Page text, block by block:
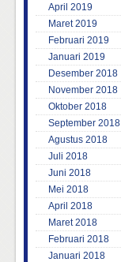
April 2019
Maret 2019
Februari 2019
Januari 2019
Desember 2018
November 2018
Oktober 2018
September 2018
Agustus 2018
Juli 2018
Juni 2018
Mei 2018
April 2018
Maret 2018
Februari 2018
Januari 2018